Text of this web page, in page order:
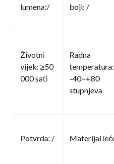
lumena:/
boji: /
Životni
vijek: ≥50
000 sati
Radna
temperatura:
-40~+80
stupnjeva
Potvrda: / Materijal